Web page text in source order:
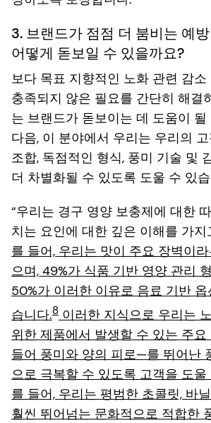
3. 브랜드가 점점 더 붐비는 예
어떻게 돋보일 수 있을까요?
보다 목표 지향적인 노화 관련 감
충족되지 않은 필요를 간단히 해결
는 브랜드가 돋보이는 데 도움이 될
다음, 이 분야에서 우리는 우리의
조합, 독점적인 형식, 풍미 기술 및
더 차별화될 수 있도록 도울 수 있
“우리는 경구 영양 보충제에 대한
치는 요인에 대한 깊은 이해를 가
를 들어, 우리는 맛이 주요 장벽이
으며, 49%가 식품 기반 영양 관리
50%가 이러한 이유로 음료 기반
습니다.8 이러한 지식으로 우리는
위한 제품에서 발생할 수 있는 주
들어 풍미와 양의 피로—를 뛰어난
으로 극복할 수 있도록 고객을 도울
를 들어, 우리는 평범한 초콜릿, 바
훨씬 뛰어넘는 문화적으로 적합한